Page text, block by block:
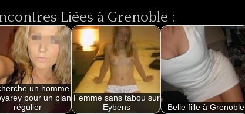
Liées à Grenoble :
un homme
pour un plan
régulier
Femme sans tabou sur
Eybens
Belle fille à Grenoble